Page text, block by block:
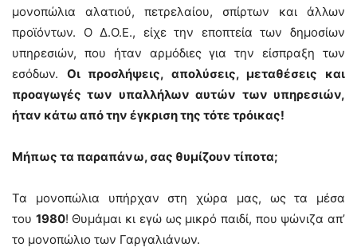
μονοπώλια αλατιού, πετρελαίου, σπίρτων και άλλων
προϊόντων. Ο Δ.Ο.Ε., είχε την εποπτεία των δημοσίων
υπηρεσιών, που ήταν αρμόδιες για την είσπραξη των
εσόδων. Οι προσλήψεις, απολύσεις, μεταθέσεις και
προαγωγές των υπαλλήλων αυτών των υπηρεσιών,
ήταν κάτω από την έγκριση της τότε τρόικας!
Μήπως τα παραπάνω, σας θυμίζουν τίποτα;
Τα μονοπώλια υπήρχαν στη χώρα μας, ως τα μέσα
του 1980! Θυμάμαι κι εγώ ως μικρό παιδί, που ψώνιζα απ’
το μονοπώλιο των Γαργαλιάνων.